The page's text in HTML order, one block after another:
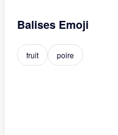
Balises Emoji
fruit poire